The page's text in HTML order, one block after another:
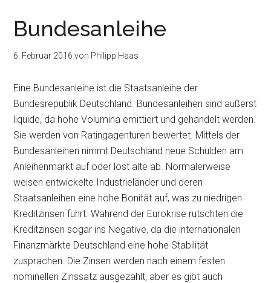
Bundesanleihe
6. Februar 2016 von Philipp Haas
Eine Bundesanleihe ist die Staatsanleihe der
Bundesrepublik Deutschland. Bundesanleihen sind äußerst
liquide, da hohe Volumina emittiert und gehandelt werden.
Sie werden von Ratingagenturen bewertet. Mittels der
Bundesanleihen nimmt Deutschland neue Schulden am
Anleihenmarkt auf oder löst alte ab. Normalerweise
weisen entwickelte Industrieländer und deren
Staatsanleihen eine hohe Bonität auf, was zu niedrigen
Kreditzinsen führt. Während der Eurokrise rutschten die
Kreditzinsen sogar ins Negative, da die internationalen
Finanzmärkte Deutschland eine hohe Stabilität
zusprachen. Die Zinsen werden nach einem festen
nominellen Zinssatz ausgezahlt, aber es gibt auch